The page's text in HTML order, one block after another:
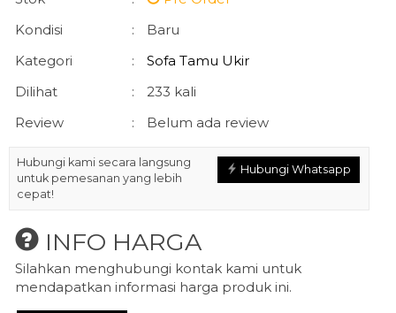
Kondisi
:
Baru
Kategori
:
Sofa Tamu Ukir
Dilihat
:
233 kali
Review
: Belum ada review
Hubungi Whatsapp
Hubungi kami secara langsung
untuk pemesanan yang lebih
cepat!
INFO HARGA
Silahkan menghubungi kontak kami untuk
mendapatkan informasi harga produk ini.